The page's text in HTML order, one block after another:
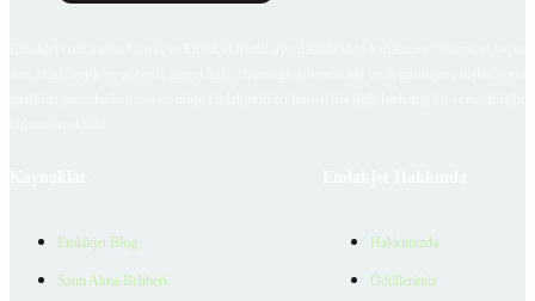
Emlakjet Blog
Satın Alma Rehberi
Hakkımızda
Ödüllerimiz